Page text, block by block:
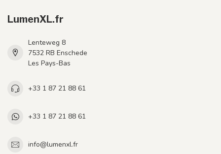
LumenXL.fr
Lenteweg 8
7532 RB Enschede
Les Pays-Bas
+33 1 87 21 88 61
+33 1 87 21 88 61
info@lumenxl.fr